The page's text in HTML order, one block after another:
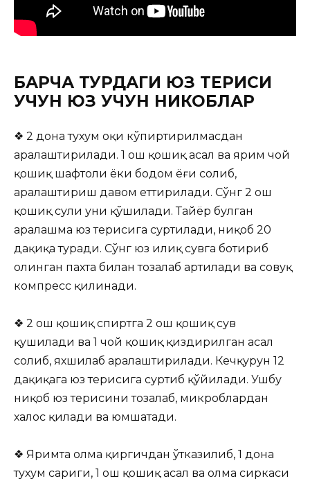
БАРЧА ТУРДАГИ ЮЗ ТЕРИСИ
УЧУН ЮЗ УЧУН НИКОБЛАР
❖ 2 дона тухум оқи кўпиртирилмасдан
аралаштирилади. 1 ош қошиқ асал ва ярим чой
қошиқ шафтоли ёки бодом ёғи солиб,
аралаштириш давом еттирилади. Сўнг 2 ош
қошиқ сули уни қўшилади. Тайёр булган
аралашма юз терисига суртилади, ниқоб 20
дақиқа туради. Сўнг юз илиқ сувга ботириб
олинган пахта билан тозалаб артилади ва совуқ
компресс қилинади.
❖ 2 ош қошиқ спиртга 2 ош қошиқ сув
қушилади ва 1 чой қошиқ қиздирилган асал
солиб, яхшилаб аралаштирилади. Кечқурун 12
дақиқага юз терисига суртиб қўйилади. Ушбу
ниқоб юз терисини тозалаб, микроблардан
халос қилади ва юмшатади.
❖ Яримта олма қиргичдан ўтказилиб, 1 дона
тухум сариги, 1 ош қошиқ асал ва олма сиркаси